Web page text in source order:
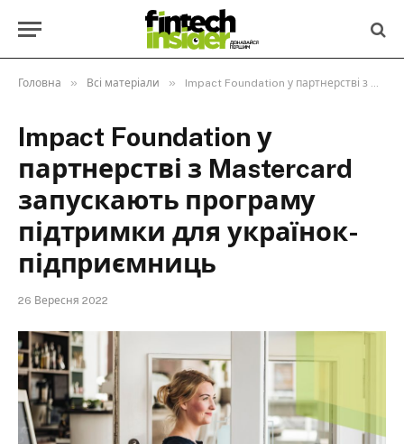
Головна » Всі матеріали » Impact Foundation у партнерстві з Mastercard запускають програму підтримки для українок-підприємниць
Impact Foundation у
партнерстві з Mastercard
запускають програму
підтримки для українок-
підприємниць
26 Вересня 2022